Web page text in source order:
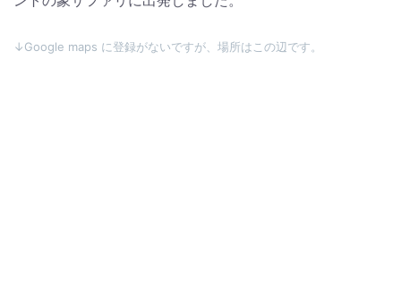
↓Google maps に登録がないですが、場所はこの辺です。